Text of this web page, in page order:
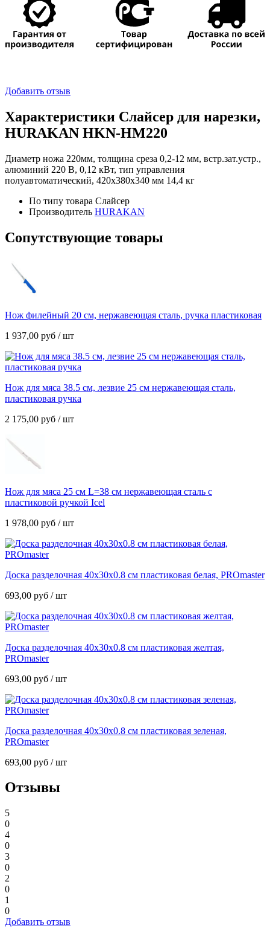
нарезки,
HURAKAN
HKN-
HM220
Добавить отзыв
Характеристики Слайсер для нарезки,
HURAKAN HKN-HM220
Диаметр ножа 220мм, толщина среза 0,2-12 мм, встр.зат.устр.,
алюминий 220 В, 0,12 кВт, тип управления
полуавтоматический, 420х380х340 мм 14,4 кг
По типу товара Слайсер
Производитель HURAKAN
Сопутствующие товары
Нож филейный 20 см, нержавеющая сталь, ручка пластиковая
1 937,00 руб / шт
Нож для мяса 38.5 см, лезвие 25 см нержавеющая сталь,
пластиковая ручка
2 175,00 руб / шт
Нож для мяса 25 см L=38 cм нержавеющая сталь с
пластиковой ручкой Icel
1 978,00 руб / шт
Доска разделочная 40х30х0.8 см пластиковая белая, PROmaster
693,00 руб / шт
Доска разделочная 40х30х0.8 см пластиковая желтая,
PROmaster
693,00 руб / шт
Доска разделочная 40х30х0.8 см пластиковая зеленая,
PROmaster
693,00 руб / шт
Отзывы
5
0
4
0
3
0
2
0
1
0
Добавить отзыв